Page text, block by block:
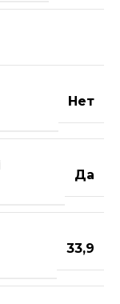
Нет
Да
33,9